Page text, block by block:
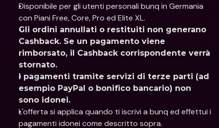
Disponibile per gli utenti personali bunq in Germania
con Piani Free, Core, Pro ed Elite XL.
Gli ordini annullati o restituiti non generano
Cashback. Se un pagamento viene
rimborsato, il Cashback corrispondente verrà
stornato.
I pagamenti tramite servizi di terze parti (ad
esempio PayPal o bonifico bancario) non
sono idonei.
L'offerta si applica quando ti iscrivi a bunq ed effettui i
pagamenti idonei come descritto sopra.